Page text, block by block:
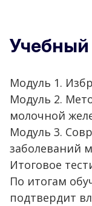
Учебный
Модуль 1.
Модуль 2.
молочной
Модуль 3.
заболеваний
Итоговое
По итогам
подтвердит